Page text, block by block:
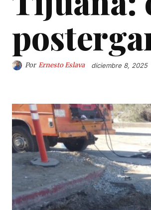
Por Ernesto Eslava diciembre 8, 2025